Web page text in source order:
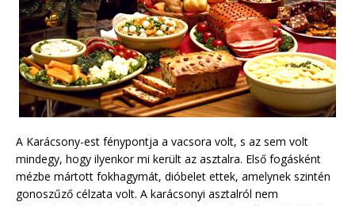
A Karácsony-est fénypontja a vacsora volt, s az sem volt
mindegy, hogy ilyenkor mi került az asztalra. Első fogásként
mézbe mártott fokhagymát, dióbelet ettek, amelynek szintén
gonoszűző célzata volt. A karácsonyi asztalról nem